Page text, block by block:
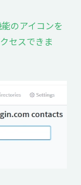
のアイコンを
セスできま